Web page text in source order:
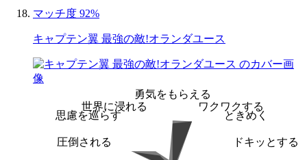
マッチ度 92%
キャプテン翼 最強の敵!オランダユース
勇気をもらえる
ワクワクする
ときめく
ドキッとする
圧倒される
思慮を巡らす
世界に浸れる